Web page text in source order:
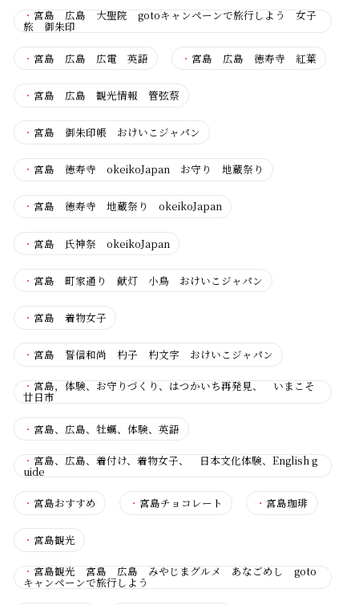
・ 宮島 広島 大聖院 gotoキャンペーンで旅行しよう 女子
旅 御朱印
・ 宮島 広島 広電 英語 ・ 宮島 広島 徳寿寺 紅葉
・ 宮島 広島 観光情報 管弦蔡
・ 宮島 御朱印帳 おけいこジャパン
・ 宮島 徳寿寺 okeikoJapan お守り 地蔵祭り
・ 宮島 徳寿寺 地蔵祭り okeikoJapan
・ 宮島 氏神祭 okeikoJapan
・ 宮島 町家通り 献灯 小鳥 おけいこジャパン
・ 宮島 着物女子
・ 宮島 誓信和尚 杓子 杓文字 おけいこジャパン
・ 宮島，体験、お守りづくり、はつかいち再発見、 いまこそ
廿日市
・ 宮島、広島、牡蠣、体験、英語
・ 宮島、広島、着付け、着物女子、 日本文化体験、English g
uide
・ 宮島おすすめ ・ 宮島チョコレート ・ 宮島珈琲
・ 宮島観光
・ 宮島観光 宮島 広島 みやじまグルメ あなごめし goto
キャンペーンで旅行しよう